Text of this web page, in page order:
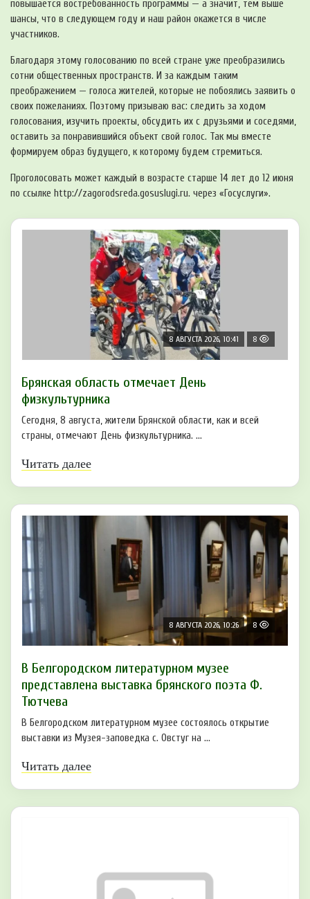
повышается востребованность программы — а значит, тем выше
шансы, что в следующем году и наш район окажется в числе
участников.
Благодаря этому голосованию по всей стране уже преобразились
сотни общественных пространств. И за каждым таким
преображением — голоса жителей, которые не побоялись заявить о
своих пожеланиях. Поэтому призываю вас: следить за ходом
голосования, изучить проекты, обсудить их с друзьями и соседями,
оставить за понравившийся объект свой голос. Так мы вместе
формируем образ будущего, к которому будем стремиться.
Проголосовать может каждый в возрасте старше 14 лет до 12 июня
по ссылке http://zagorodsreda.gosuslugi.ru. через «Госуслуги».
8 АВГУСТА 2026, 10:41 8
Брянская область отмечает День
физкультурника
Сегодня, 8 августа, жители Брянской области, как и всей
страны, отмечают День физкультурника. ...
Читать далее
8 АВГУСТА 2026, 10:26 8
В Белгородском литературном музее
представлена выставка брянского поэта Ф.
Тютчева
В Белгородском литературном музее состоялось открытие
выставки из Музея-заповедка с. Овстуг на ...
Читать далее